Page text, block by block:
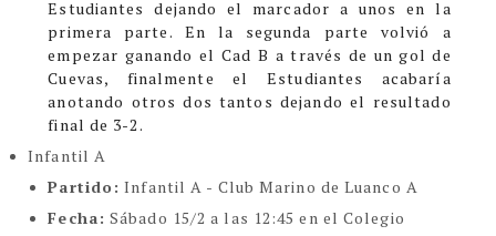
Estudiantes dejando el marcador a unos en la
primera parte. En la segunda parte volvió a
empezar ganando el Cad B a través de un gol de
Cuevas, finalmente el Estudiantes acabaría
anotando otros dos tantos dejando el resultado
final de 3-2.
Infantil A
Partido: Infantil A - Club Marino de Luanco A
Fecha: Sábado 15/2 a las 12:45 en el Colegio